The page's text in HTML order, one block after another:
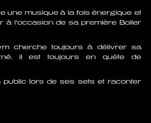
une musique à la fois énergique et
à l’occasion de sa première Boiler
cherche toujours à délivrer sa
il est toujours en quête de
lors de ses sets et raconter